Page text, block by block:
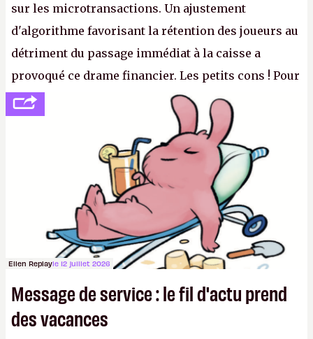
sur les microtransactions. Un ajustement
d'algorithme favorisant la rétention des joueurs au
détriment du passage immédiat à la caisse a
provoqué ce drame financier. Les petits cons ! Pour
se consoler, le PDG David Baszucki peut compter
sur le déblocage du jeu en Russie et l'explosion des
joueurs majeurs (+32 %). L'avenir appartient donc
aux adultes, qui ne sont jamais que des enfants
avec du pouvoir d'achat.P.
Ellen Replayle 12 juillet 2026
Message de service : le fil d'actu prend
des vacances